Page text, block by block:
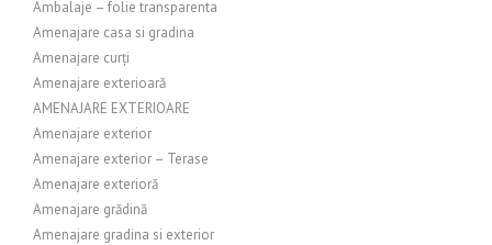
Ambalaje – folie transparenta
Amenajare casa si gradina
Amenajare curți
Amenajare exterioară
AMENAJARE EXTERIOARE
Amenajare exterior
Amenajare exterior – Terase
Amenajare exterioră
Amenajare grădină
Amenajare gradina si exterior